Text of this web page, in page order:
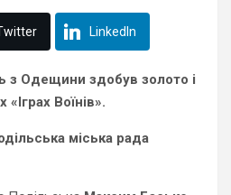
LinkedIn
з Одещини здобув золото і
Воїнів».
міська рада